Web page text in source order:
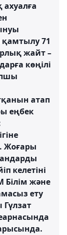
71
жайт –
көңілі
атап
еңбек
Жоғары
келетіні
Білім және
ету